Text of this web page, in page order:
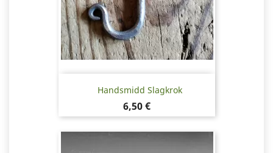
Handsmidd Slagkrok
Pris
6,50 €